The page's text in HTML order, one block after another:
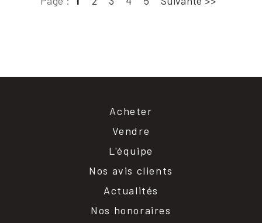
Acheter
Vendre
L'équipe
Nos avis clients
Actualités
Nos honoraires